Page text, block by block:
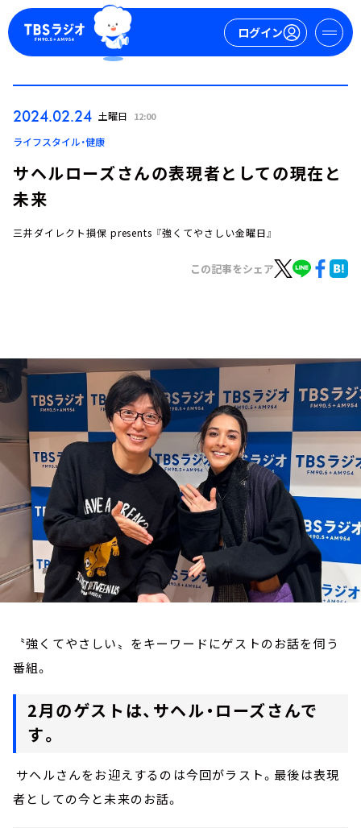
ログイン
ログイン
お知らせ
イベント・グッズ
YouTube
会社情報
2024.02.24 土曜日 12:00
ライフスタイル・健康
サヘルローズさんの表現者としての現在と
未来
三井ダイレクト損保 presents 『強くてやさしい金曜日』
この記事をシェア
〝強くてやさしい〟をキーワードにゲストのお話を伺う
番組。
2月のゲストは、サヘル・ローズさんで
す。
サヘルさんをお迎えするのは今回がラスト。最後は表現
者としての今と未来のお話。